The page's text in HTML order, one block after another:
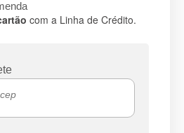
com a Linha de Crédito.